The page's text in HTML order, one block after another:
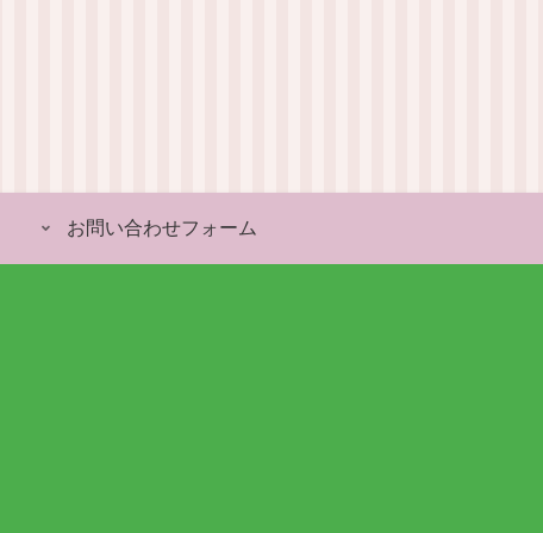
お問い合わせフォーム